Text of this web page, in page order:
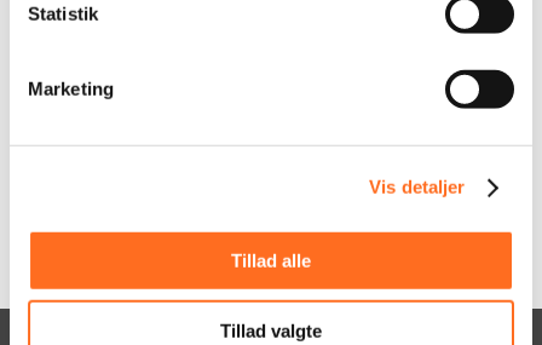
Statistik
Marketing
Vis detaljer
Tillad alle
Tillad valgte